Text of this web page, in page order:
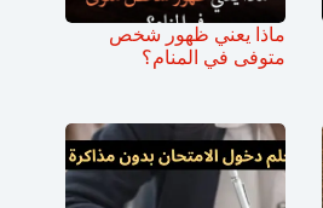
ماذا يعني ظهور شخص
متوفى في المنام؟